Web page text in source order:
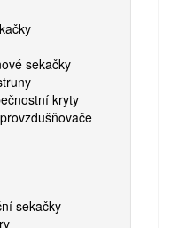
sekačky
kryty
sekačky